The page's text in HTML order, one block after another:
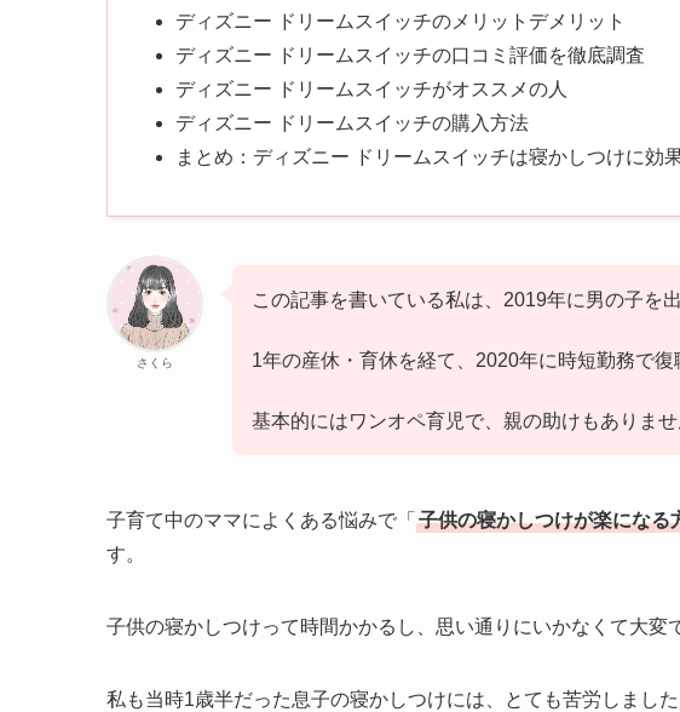
ディズニー ドリームスイッチのメリットデメリット
ディズニー ドリームスイッチの口コミ評価を徹底調査
ディズニー ドリームスイッチがオススメの人
ディズニー ドリームスイッチの購入方法
まとめ：ディズニー ドリームスイッチは寝かしつけに効
さくら
この記事を書いている私は、2019年に男の子を出
1年の産休・育休を経て、2020年に時短勤務で復
基本的にはワンオペ育児で、親の助けもありませ
子育て中のママによくある悩みで「 子供の寝かしつけが楽にな
す。
子供の寝かしつけって時間かかるし、思い通りにいかなくて大変
私も当時1歳半だった息子の寝かしつけには、とても苦労しました